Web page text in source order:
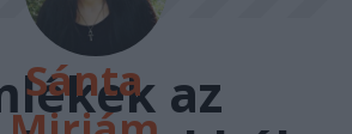
Sánta az